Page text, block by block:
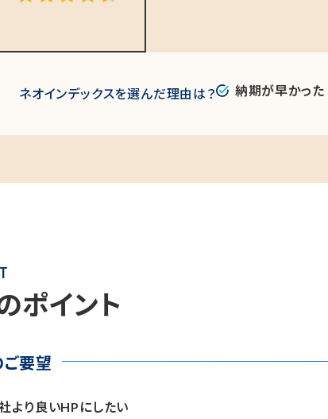
ネオインデックスを選んだ理由は？ 納期が早かった
ポイント
要望
より良いHPにしたい